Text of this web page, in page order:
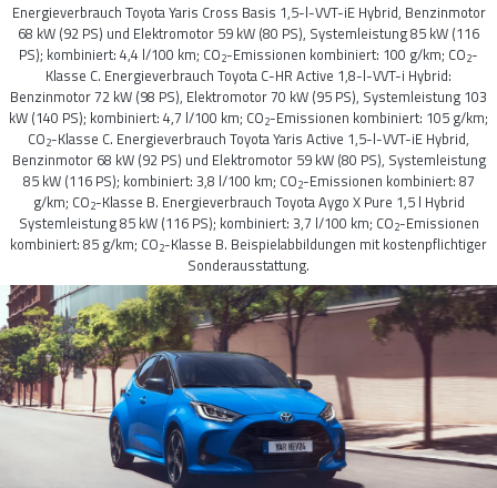
Energieverbrauch Toyota Yaris Cross Basis 1,5-l-VVT-iE Hybrid, Benzinmotor
68 kW (92 PS) und Elektromotor 59 kW (80 PS), Systemleistung 85 kW (116
PS); kombiniert: 4,4 l/100 km; CO2-Emissionen kombiniert: 100 g/km; CO2-
Klasse C. Energieverbrauch Toyota C-HR Active 1,8-l-VVT-i Hybrid:
Benzinmotor 72 kW (98 PS), Elektromotor 70 kW (95 PS), Systemleistung 103
kW (140 PS); kombiniert: 4,7 l/100 km; CO2-Emissionen kombiniert: 105 g/km;
CO2-Klasse C. Energieverbrauch Toyota Yaris Active 1,5-l-VVT-iE Hybrid,
Benzinmotor 68 kW (92 PS) und Elektromotor 59 kW (80 PS), Systemleistung
85 kW (116 PS); kombiniert: 3,8 l/100 km; CO2-Emissionen kombiniert: 87
g/km; CO2-Klasse B. Energieverbrauch Toyota Aygo X Pure 1,5 l Hybrid
Systemleistung 85 kW (116 PS); kombiniert: 3,7 l/100 km; CO2-Emissionen
kombiniert: 85 g/km; CO2-Klasse B. Beispielabbildungen mit kostenpflichtiger
Sonderausstattung.